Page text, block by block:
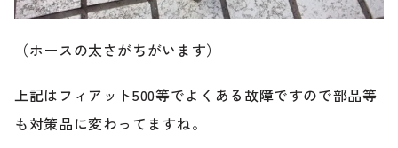
（ホースの太さがちがいます）
上記はフィアット500等でよくある故障ですので部品等
も対策品に変わってますね。